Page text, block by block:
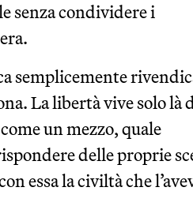
senza condividere i
semplicemente
La libertà vive solo là
un mezzo, quale
delle proprie
essa la civiltà che